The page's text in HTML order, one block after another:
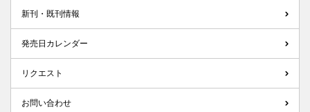
新刊・既刊情報
発売日カレンダー
リクエスト
お問い合わせ